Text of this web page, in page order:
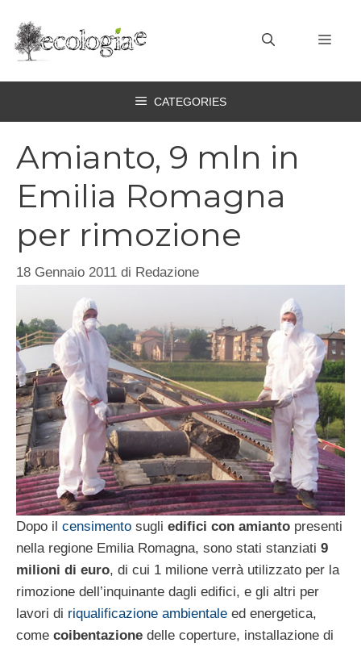
contenuto
CATEGORIES
Amianto, 9 mln in
Emilia Romagna
per rimozione
18 Gennaio 2011 di Redazione
Dopo il censimento sugli edifici con amianto presenti
nella regione Emilia Romagna, sono stati stanziati 9
milioni di euro, di cui 1 milione verrà utilizzato per la
rimozione dell’inquinante dagli edifici, e gli altri per
lavori di riqualificazione ambientale ed energetica,
come coibentazione delle coperture, installazione di